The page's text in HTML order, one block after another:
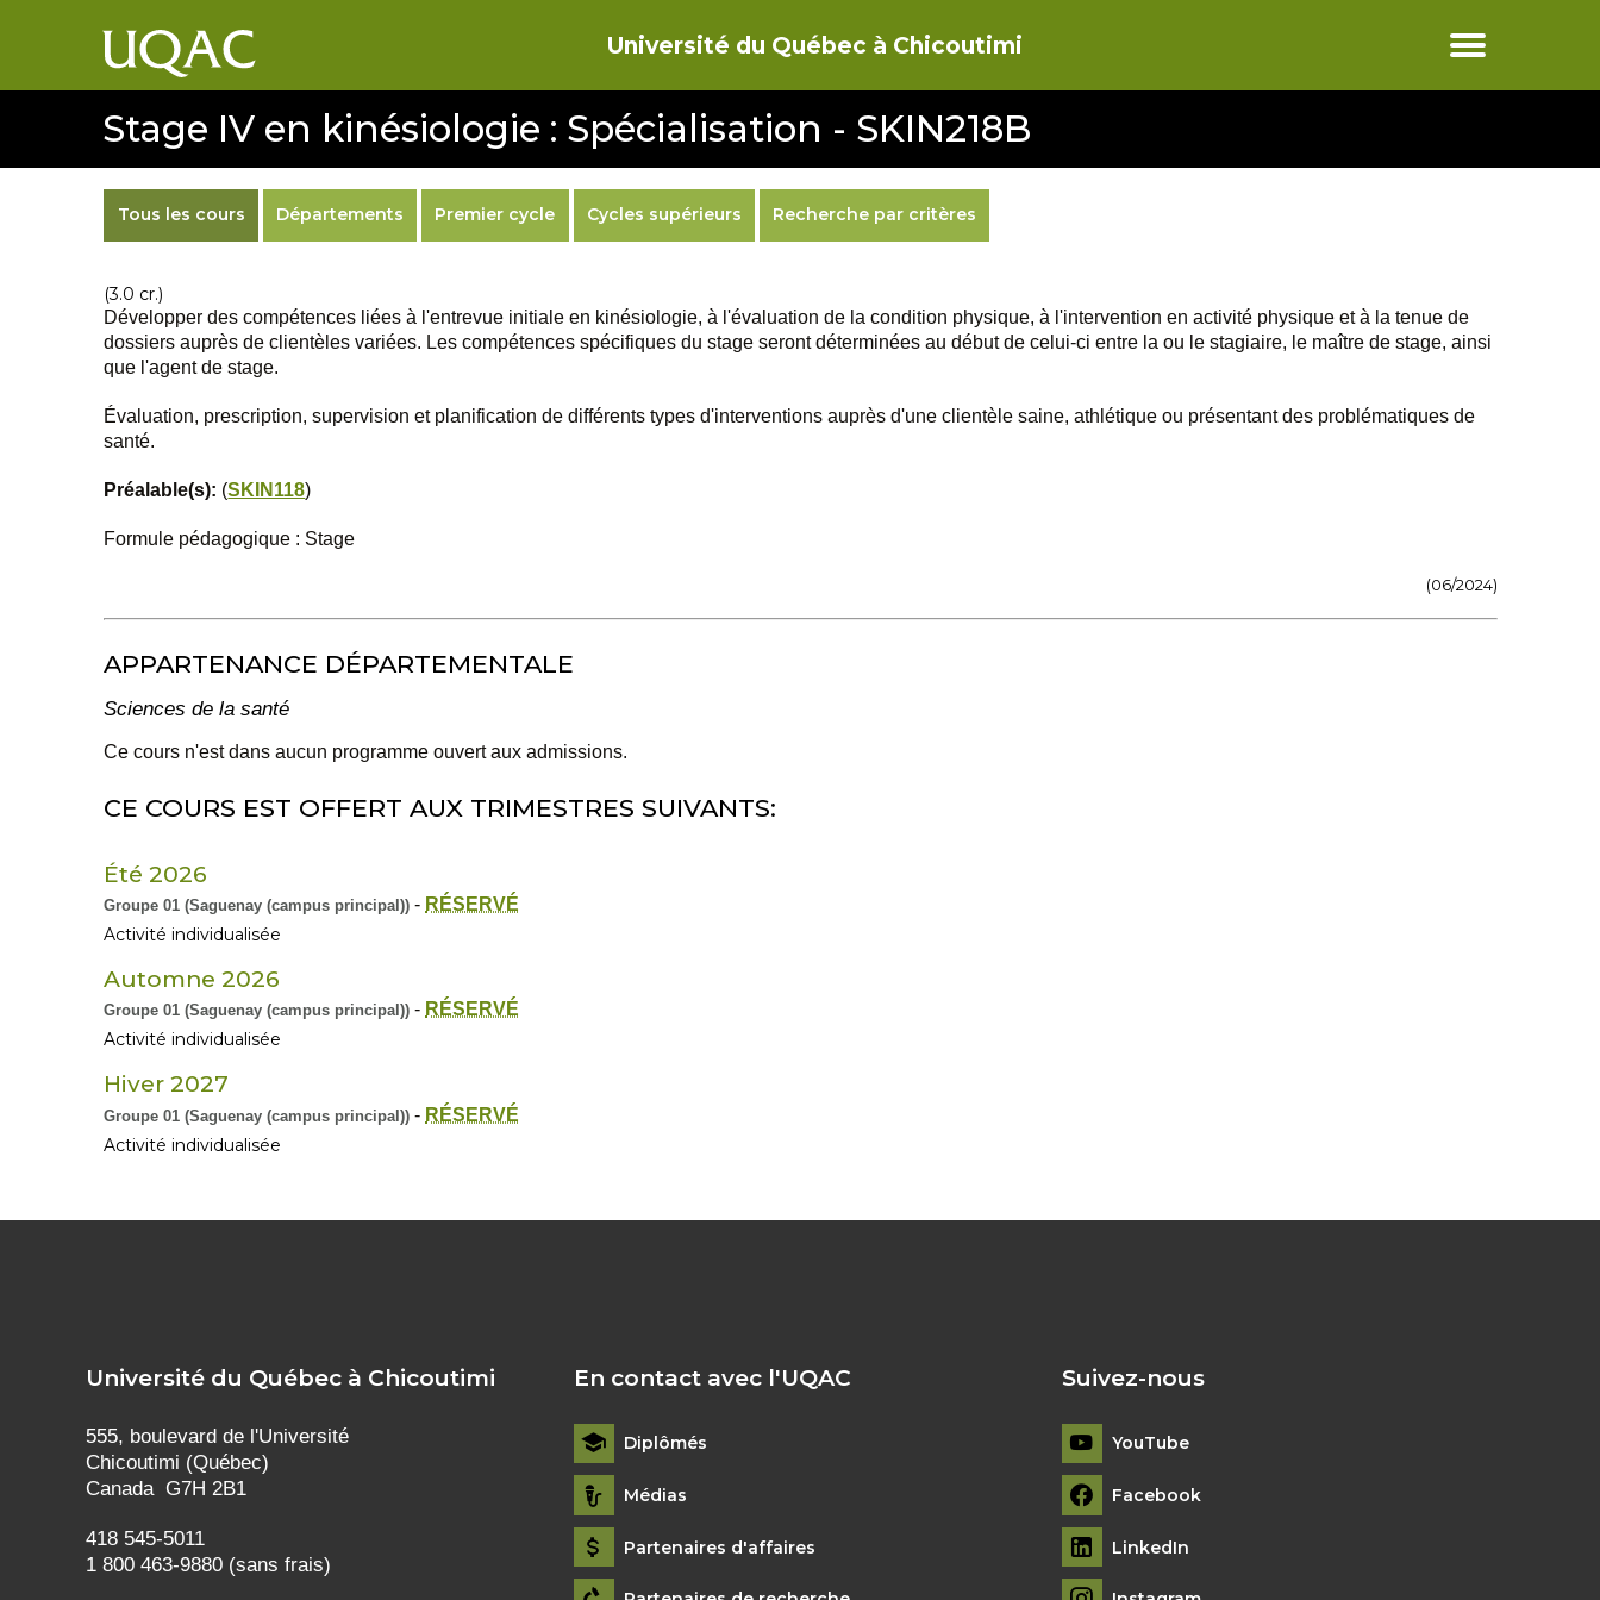
Université du Québec à Chicoutimi
Stage IV en kinésiologie : Spécialisation - SKIN218B
Tous les cours Départements Premier cycle Cycles supérieurs Recherche par critères
(3.0 cr.)
Développer des compétences liées à l'entrevue initiale en kinésiologie, à l'évaluation de la condition physique, à l'intervention en activité physique et à la tenue de
dossiers auprès de clientèles variées. Les compétences spécifiques du stage seront déterminées au début de celui-ci entre la ou le stagiaire, le maître de stage, ainsi
que l'agent de stage.
Évaluation, prescription, supervision et planification de différents types d'interventions auprès d'une clientèle saine, athlétique ou présentant des problématiques de
santé.
Préalable(s): (SKIN118)
Formule pédagogique : Stage
(06/2024)
APPARTENANCE DÉPARTEMENTALE
Sciences de la santé
Ce cours n'est dans aucun programme ouvert aux admissions.
CE COURS EST OFFERT AUX TRIMESTRES SUIVANTS:
Été 2026
Groupe 01 (Saguenay (campus principal)) - RÉSERVÉ
Activité individualisée
Automne 2026
Groupe 01 (Saguenay (campus principal)) - RÉSERVÉ
Activité individualisée
Hiver 2027
Groupe 01 (Saguenay (campus principal)) - RÉSERVÉ
Activité individualisée
Université du Québec à Chicoutimi
555, boulevard de l'Université
Chicoutimi (Québec)
Canada G7H 2B1
418 545-5011
1 800 463-9880 (sans frais)
En contact avec l'UQAC
Diplômés
Médias
Partenaires d'affaires
Suivez-nous
YouTube
Facebook
LinkedIn